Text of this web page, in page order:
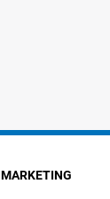
MARKETING